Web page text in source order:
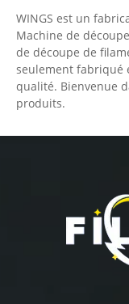
WINGS est un
Machine de
de découpe de
seulement fabriqué
qualité. Bienvenue
produits.